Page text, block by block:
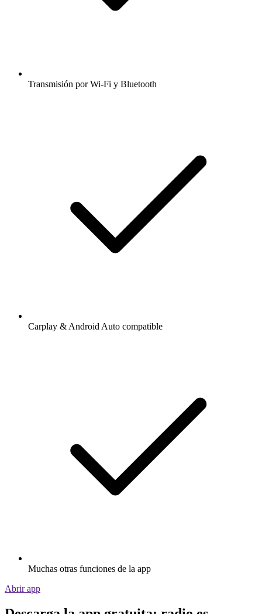
Transmisión por Wi-Fi y Bluetooth
Carplay & Android Auto compatible
Muchas otras funciones de la app
Abrir app